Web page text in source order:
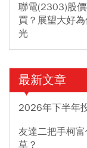
聯電(2303)股
買？展望大好
光
最新文章
2026年下半年
友達二把手柯
草？